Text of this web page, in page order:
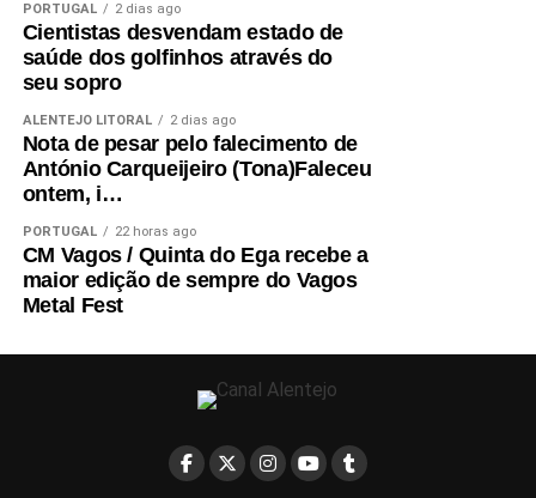
PORTUGAL 2 dias ago
Cientistas desvendam estado de
saúde dos golfinhos através do
seu sopro
ALENTEJO LITORAL 2 dias ago
Nota de pesar pelo falecimento de
António Carqueijeiro (Tona)Faleceu
ontem, i…
PORTUGAL 22 horas ago
CM Vagos / Quinta do Ega recebe a
maior edição de sempre do Vagos
Metal Fest